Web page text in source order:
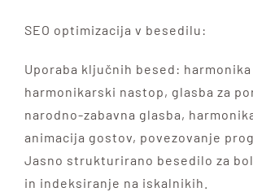
SEO optimizacija v besedilu:
Uporaba ključnih besed: harmonika
harmonikarski nastop, glasba za
narodno-zabavna glasba,
animacija gostov, povezovanje
Jasno strukturirano besedilo za
in indeksiranje na iskalnikih.